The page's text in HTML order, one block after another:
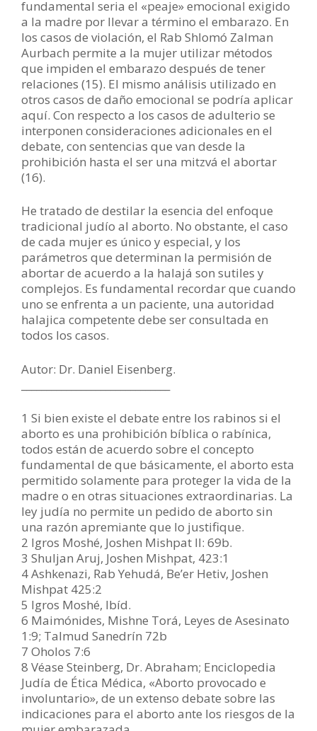
fundamental seria el «peaje» emocional exigido
a la madre por llevar a término el embarazo. En
los casos de violación, el Rab Shlomó Zalman
Aurbach permite a la mujer utilizar métodos
que impiden el embarazo después de tener
relaciones (15). El mismo análisis utilizado en
otros casos de daño emocional se podría aplicar
aquí. Con respecto a los casos de adulterio se
interponen consideraciones adicionales en el
debate, con sentencias que van desde la
prohibición hasta el ser una mitzvá el abortar
(16).
He tratado de destilar la esencia del enfoque
tradicional judío al aborto. No obstante, el caso
de cada mujer es único y especial, y los
parámetros que determinan la permisión de
abortar de acuerdo a la halajá son sutiles y
complejos. Es fundamental recordar que cuando
uno se enfrenta a un paciente, una autoridad
halajica competente debe ser consultada en
todos los casos.
Autor: Dr. Daniel Eisenberg.
1 Si bien existe el debate entre los rabinos si el
aborto es una prohibición bíblica o rabínica,
todos están de acuerdo sobre el concepto
fundamental de que básicamente, el aborto esta
permitido solamente para proteger la vida de la
madre o en otras situaciones extraordinarias. La
ley judía no permite un pedido de aborto sin
una razón apremiante que lo justifique.
2 Igros Moshé, Joshen Mishpat II: 69b.
3 Shuljan Aruj, Joshen Mishpat, 423:1
4 Ashkenazi, Rab Yehudá, Be’er Hetiv, Joshen
Mishpat 425:2
5 Igros Moshé, Ibíd.
6 Maimónides, Mishne Torá, Leyes de Asesinato
1:9; Talmud Sanedrín 72b
7 Oholos 7:6
8 Véase Steinberg, Dr. Abraham; Enciclopedia
Judía de Ética Médica, «Aborto provocado e
involuntario», de un extenso debate sobre las
indicaciones para el aborto ante los riesgos de la